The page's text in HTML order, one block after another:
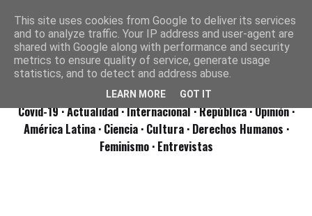
Covid-19· Actualidad· Internacional· República· Opinión·
América Latina · Ciencia · Cultura · Derechos Humanos ·
Feminismo · Entrevistas
This site uses cookies from Google to deliver its services
and to analyze traffic. Your IP address and user-agent are
shared with Google along with performance and security
metrics to ensure quality of service, generate usage
statistics, and to detect and address abuse.
LEARN MORE GOT IT